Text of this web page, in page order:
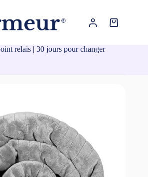
Panier
relais | 30 jours pour changer